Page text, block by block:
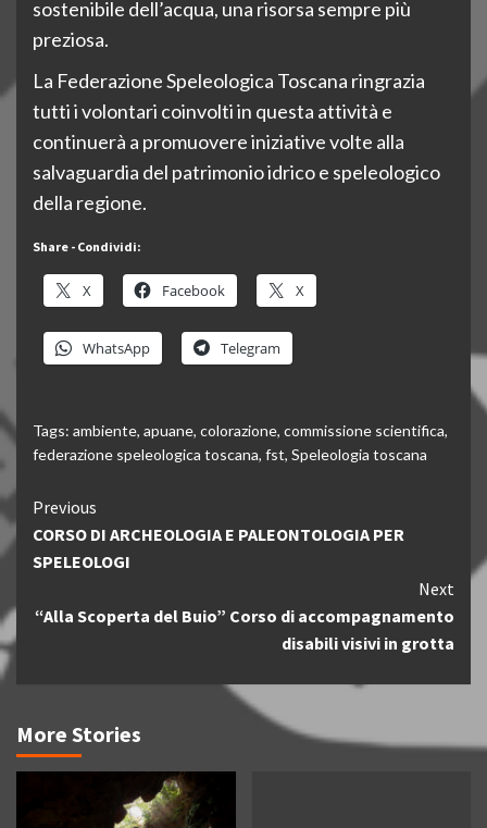
sostenibile dell’acqua, una risorsa sempre più
preziosa.
La Federazione Speleologica Toscana ringrazia
tutti i volontari coinvolti in questa attività e
continuerà a promuovere iniziative volte alla
salvaguardia del patrimonio idrico e speleologico
della regione.
Share - Condividi:
X Facebook X
WhatsApp Telegram
Tags: ambiente, apuane, colorazione, commissione scientifica,
federazione speleologica toscana, fst, Speleologia toscana
Continue
Reading
Previous
CORSO DI ARCHEOLOGIA E PALEONTOLOGIA PER
SPELEOLOGI
Next
“Alla Scoperta del Buio” Corso di accompagnamento
disabili visivi in grotta
More Stories